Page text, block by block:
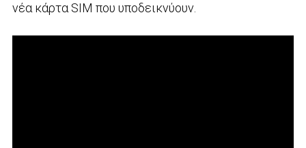
νέα κάρτα SIM που υποδεικνύουν.